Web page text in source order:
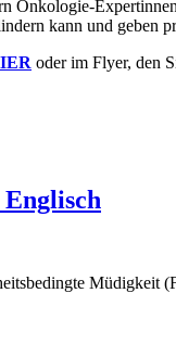
Onkologie-
kann und geben
oder im Flyer, den
Müdigkeit